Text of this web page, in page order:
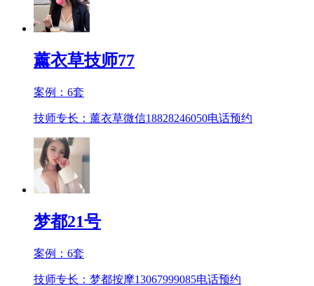
薰衣草技师77
案例： 6套
技师专长：薰衣草微信18828246050电话预约
梦都21号
案例： 6套
技师专长：梦都按摩13067999085电话预约